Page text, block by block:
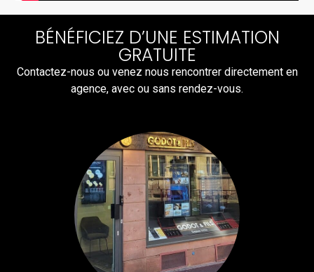
BÉNÉFICIEZ D’UNE ESTIMATION
GRATUITE
Contactez-nous ou venez nous rencontrer directement en
agence, avec ou sans rendez-vous.